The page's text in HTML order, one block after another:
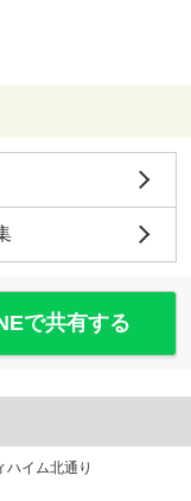
で共有する
ハイム北通り